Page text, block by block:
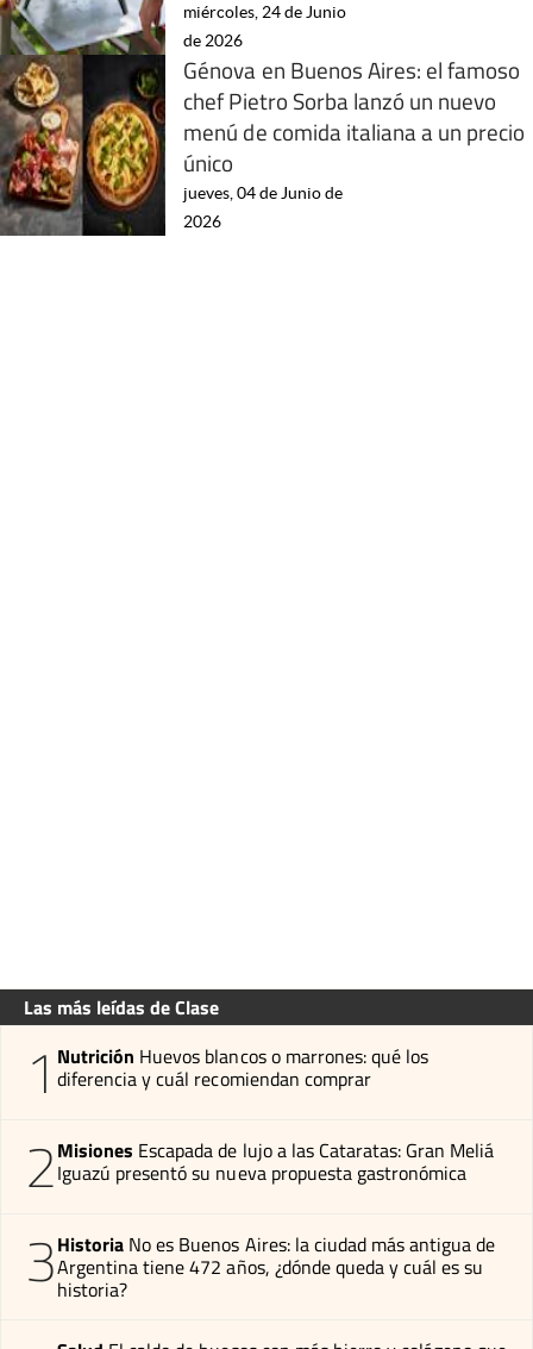
miércoles, 24 de Junio
de 2026
Génova en Buenos Aires: el famoso
chef Pietro Sorba lanzó un nuevo
menú de comida italiana a un precio
único
jueves, 04 de Junio de
2026
Las más leídas de Clase
1 Nutrición Huevos blancos o marrones: qué los
diferencia y cuál recomiendan comprar
2Misiones Escapada de lujo a las Cataratas: Gran Meliá
Iguazú presentó su nueva propuesta gastronómica
3Historia No es Buenos Aires: la ciudad más antigua de
Argentina tiene 472 años, ¿dónde queda y cuál es su
historia?